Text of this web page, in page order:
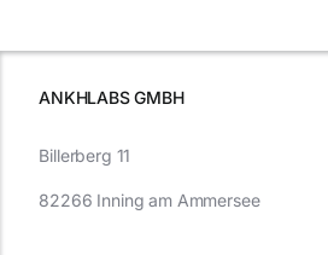
müssen
ANKHLABS GMBH
Billerberg 11
82266 Inning am Ammersee